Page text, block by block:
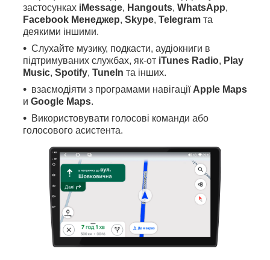
застосунках iMessage, Hangouts, WhatsApp,
Facebook Менеджер, Skype, Telegram та
деякими іншими.
Слухайте музику, подкасти, аудіокниги в
підтримуваних службах, як-от iTunes Radio, Play
Music, Spotify, TuneIn та інших.
взаємодіяти з програмами навігації Apple Maps
и Google Maps.
Використовувати голосові команди або
голосового асистента.